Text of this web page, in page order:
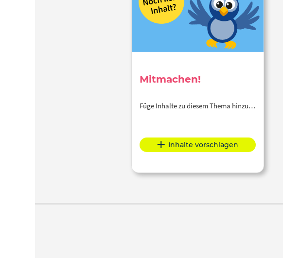
Mitmachen!
Füge Inhalte zu diesem Thema hinzu…
Inhalte vorschlagen